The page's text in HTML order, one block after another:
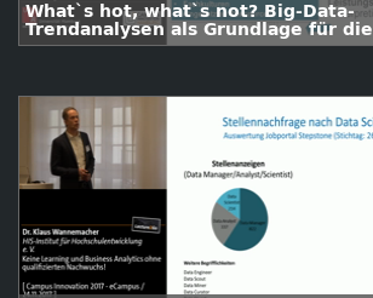
What`s hot, what`s not? Big-Data-
Trendanalysen als Grundlage für die
Erarbeitung zukunftsfähiger